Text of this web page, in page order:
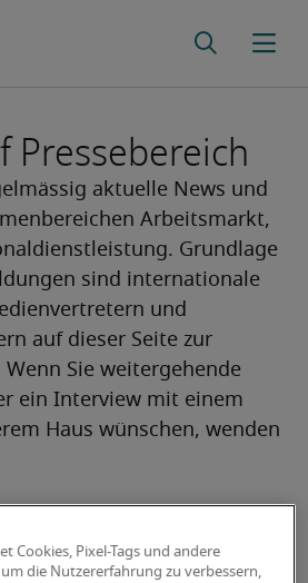
Pressebereich
aktuelle News und
Arbeitsmarkt,
Grundlage
sind internationale
und
auf dieser Seite zur
Sie weitergehende
ein Interview mit einem
Haus wünschen, wenden
Deutschland & Schweiz
+49 1724517362
Cookies, Pixel-Tags und andere
um die Nutzererfahrung zu verbessern,